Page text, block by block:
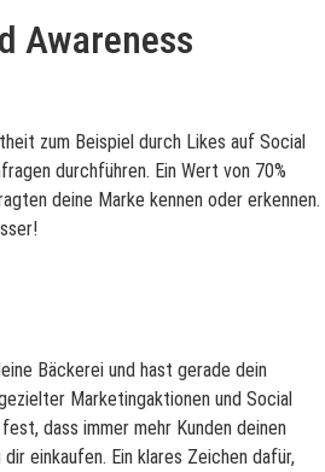
Awareness
zum Beispiel durch Likes auf Social
durchführen. Ein Wert von 70%
deine Marke kennen oder erkennen.
Bäckerei und hast gerade dein
Marketingaktionen und Social
dass immer mehr Kunden deinen
einkaufen. Ein klares Zeichen dafür,